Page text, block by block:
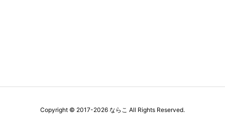
Copyright © 2017-2026 ならこ All Rights Reserved.